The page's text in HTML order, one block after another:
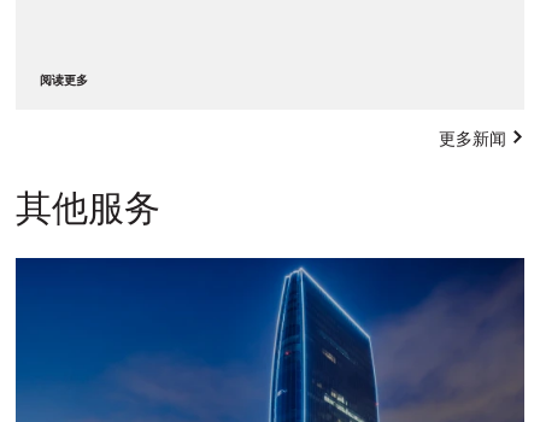
阅读更多
更多新闻
其他服务